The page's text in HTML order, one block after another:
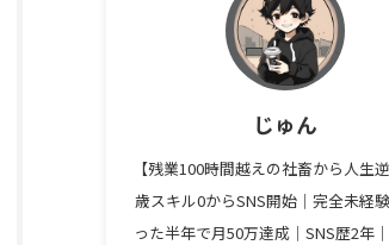
じゅん
【残業100時間越えの社畜から人生
歳スキル0からSNS開始｜完全未経
った半年で月50万達成｜SNS歴2年